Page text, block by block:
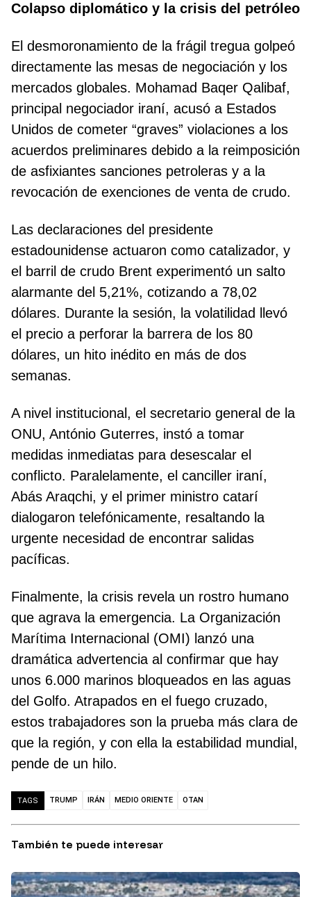
Colapso diplomático y la crisis del petróleo
El desmoronamiento de la frágil tregua golpeó
directamente las mesas de negociación y los
mercados globales. Mohamad Baqer Qalibaf,
principal negociador iraní, acusó a Estados
Unidos de cometer “graves” violaciones a los
acuerdos preliminares debido a la reimposición
de asfixiantes sanciones petroleras y a la
revocación de exenciones de venta de crudo.
Las declaraciones del presidente
estadounidense actuaron como catalizador, y
el barril de crudo Brent experimentó un salto
alarmante del 5,21%, cotizando a 78,02
dólares. Durante la sesión, la volatilidad llevó
el precio a perforar la barrera de los 80
dólares, un hito inédito en más de dos
semanas.
A nivel institucional, el secretario general de la
ONU, António Guterres, instó a tomar
medidas inmediatas para desescalar el
conflicto. Paralelamente, el canciller iraní,
Abás Araqchi, y el primer ministro catarí
dialogaron telefónicamente, resaltando la
urgente necesidad de encontrar salidas
pacíficas.
Finalmente, la crisis revela un rostro humano
que agrava la emergencia. La Organización
Marítima Internacional (OMI) lanzó una
dramática advertencia al confirmar que hay
unos 6.000 marinos bloqueados en las aguas
del Golfo. Atrapados en el fuego cruzado,
estos trabajadores son la prueba más clara de
que la región, y con ella la estabilidad mundial,
pende de un hilo.
TAGS TRUMP IRÁN MEDIO ORIENTE OTAN
También te puede interesar